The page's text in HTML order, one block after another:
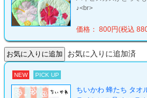
♪<br>
価格： 800円(税込
お気に入りに追加済
NEW PICK UP
ちいかわ 蜂たち タオ